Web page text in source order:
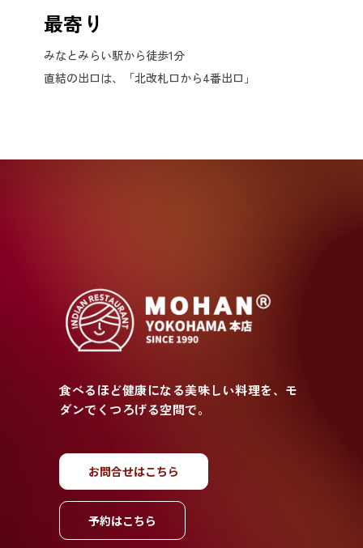
最寄り
みなとみらい駅から徒歩1分
直結の出口は、「北改札口から4番出口」
食べるほど健康になる美味しい料理を、モ
ダンでくつろげる空間で。
お問合せはこち ら
予約はこち ら